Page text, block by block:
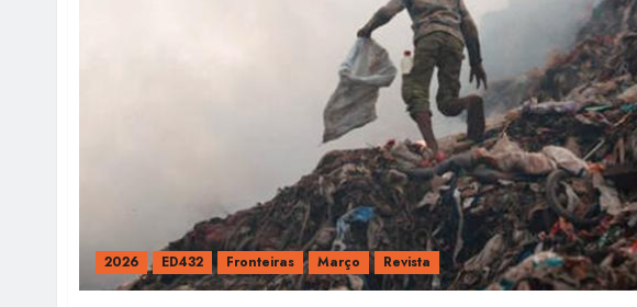
2026 ED432 Fronteiras Março Revista